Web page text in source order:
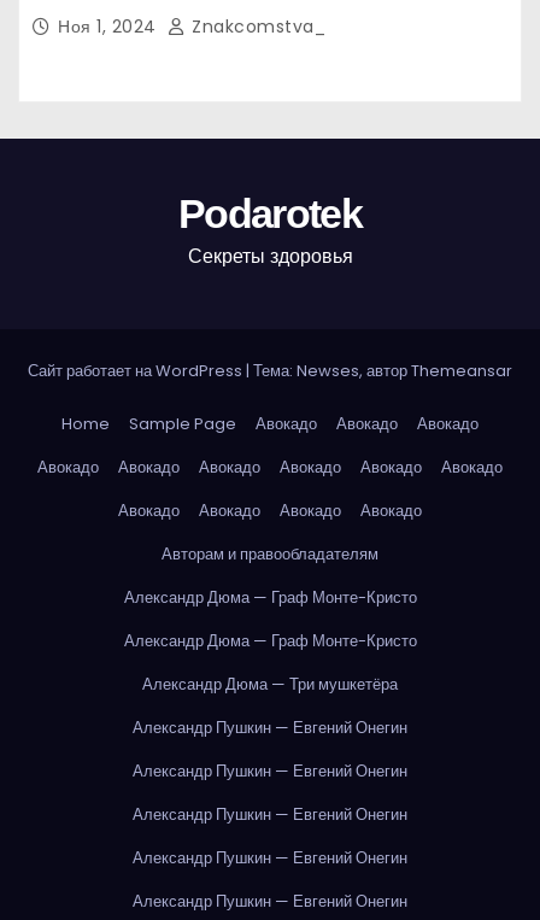
Ноя 1, 2024 Znakcomstva_
Podarotek
Секреты здоровья
Сайт работает на WordPress | Тема: Newses, авторThemeansar
Home Sample Page Авокадо Авокадо
Авокадо
Авокадо
Авокадо Авокадо Авокадо Авокадо
Авокадо
Авокадо
Авокадо Авокадо
Авокадо
Авторам и правообладателям
Александр Дюма — Граф Монте-Кристо
Александр Дюма — Граф Монте-Кристо
Александр Дюма — Три мушкетёра
Александр Пушкин — Евгений Онегин
Александр Пушкин — Евгений Онегин
Александр Пушкин — Евгений Онегин
Александр Пушкин — Евгений Онегин
Александр Пушкин — Евгений Онегин